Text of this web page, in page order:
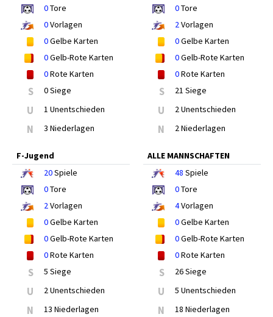
0Tore
0Vorlagen
0Gelbe Karten
0Gelb-Rote Karten
0Rote Karten
S 0 Siege
U 1 Unentschieden
N 3 Niederlagen
0Tore
2Vorlagen
0Gelbe Karten
0Gelb-Rote Karten
0Rote Karten
S 21 Siege
U 2 Unentschieden
N 2 Niederlagen
F-Jugend
20Spiele
0Tore
2Vorlagen
0Gelbe Karten
0Gelb-Rote Karten
0Rote Karten
S 5 Siege
U 2 Unentschieden
N 13 Niederlagen
ALLE MANNSCHAFTEN
48 Spiele
0Tore
4Vorlagen
0Gelbe Karten
0Gelb-Rote Karten
0Rote Karten
S 26 Siege
U 5 Unentschieden
N 18 Niederlagen